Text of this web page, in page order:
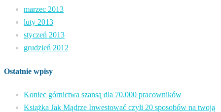
marzec 2013
luty 2013
styczeń 2013
grudzień 2012
Ostatnie wpisy
Koniec górnictwa szansą dla 70.000 pracowników
Książka Jak Mądrze Inwestować czyli 20 sposobów na twoją